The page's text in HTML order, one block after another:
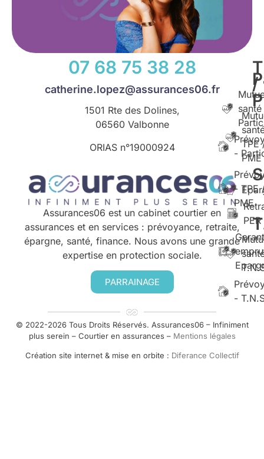
07 68 75 38 28
catherine.lopez@assurances06.fr
1501 Rte des Dolines,
06560 Valbonne
ORIAS n°19000924
Assurances06 est un cabinet courtier en
assurances et en services : prévoyance, retraite,
épargne, santé, finance. Nous avons une grande
expertise en protection sociale.
PARRAINAGE
/
TPE
PME
- TPE
PME
-
-
PER
© 2022-2026 Tous Droits Réservés. Assurances06 – Infiniment
plus serein – Courtier en assurances – Mentions légales
Création site internet & mise en orbite : Diferance Collectif